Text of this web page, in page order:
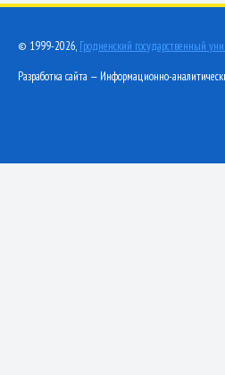
© 1999-2026, Гродненский государственный
Разработка сайта — Информационно-